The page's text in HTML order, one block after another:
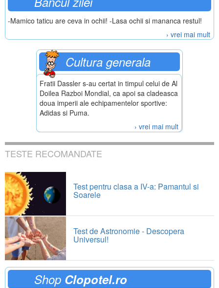
-Mamico taticu are ceva in ochii! -Lasa ochii si mananca restul!
› vrei mai mult
Cultura generala
Fratii Dassler s-au certat in timpul celui de Al
Doilea Razboi Mondial, ca apoi sa cladeasca
doua imperii ale echipamentelor sportive:
Adidas si Puma.
› vrei mai mult
TESTE RECOMANDATE
Test pentru clasa a IV-a: Pamantul si
Soarele
Test de Astronomie - Descopera
Universul!
Shop Clopotel.ro